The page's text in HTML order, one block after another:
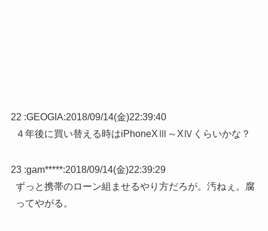
22 :GEOGIA:2018/09/14(金)22:39:40
４年後に買い替える時はiPhoneXⅢ～XⅣくらいかな？
23 :gam*****:2018/09/14(金)22:39:29
ずっと携帯のローン組ませるやり方だろが。汚ねぇ。腐
ってやがる。